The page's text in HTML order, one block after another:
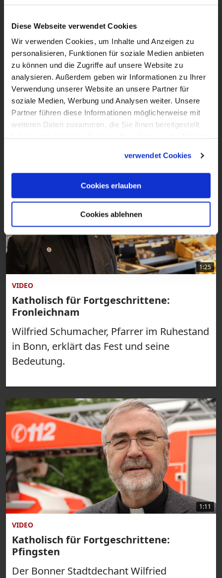
Diese Webseite verwendet Cookies
Wir verwenden Cookies, um Inhalte und Anzeigen zu
personalisieren, Funktionen für soziale Medien anbieten
zu können und die Zugriffe auf unsere Website zu
analysieren. Außerdem geben wir Informationen zu Ihrer
Verwendung unserer Website an unsere Partner für
soziale Medien, Werbung und Analysen weiter. Unsere
Partner führen diese Informationen möglicherweise mit
weiteren Daten zusammen, die Sie ihnen bereitgestellt
verwendet Cookies
Cookies erlauben
Cookies ablehnen
VIDEO
Die Apostelin der Apostel
Sie brachte den Jüngern die Botschaft von
der Auferstehung: Am 22. Juli feiert die
Kirche das Fest der Maria Magdalena.
Dechant Wilfried Schumacher erklärt, was
es mit der heiligen Sünderin auf sich hat.
1:25
VIDEO
Katholisch für Fortgeschrittene:
Fronleichnam
Wilfried Schumacher, Pfarrer im Ruhestand
in Bonn, erklärt das Fest und seine
Bedeutung.
1:11
VIDEO
Katholisch für Fortgeschrittene:
Pfingsten
Der Bonner Stadtdechant Wilfried